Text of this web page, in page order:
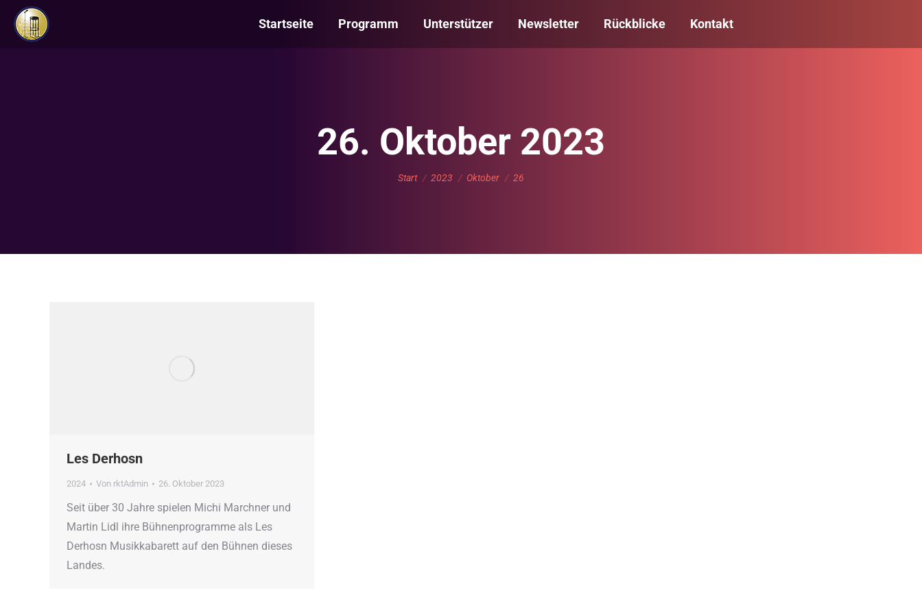
Startseite Programm Unterstützer Newsletter Rückblicke Kontakt
26. Oktober 2023
Sie befinden sich hier:
Start 2023 Oktober 26
Les Derhosn
2024 Von rktAdmin 26. Oktober 2023
Seit über 30 Jahre spielen Michi Marchner und
Martin Lidl ihre Bühnenprogramme als Les
Derhosn Musikkabarett auf den Bühnen dieses
Landes.